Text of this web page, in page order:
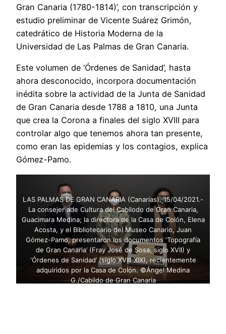
Gran Canaria (1780-1814)’, con transcripción y
estudio preliminar de Vicente Suárez Grimón,
catedrático de Historia Moderna de la
Universidad de Las Palmas de Gran Canaria.
Este volumen de ‘Órdenes de Sanidad’, hasta
ahora desconocido, incorpora documentación
inédita sobre la actividad de la Junta de Sanidad
de Gran Canaria desde 1788 a 1810, una Junta
que crea la Corona a finales del siglo XVIII para
controlar algo que tenemos ahora tan presente,
como eran las epidemias y los contagios, explica
Gómez-Pamo.
LAS PALMAS DE GRAN CANARIA (Canarias). 15/04/2021.-
La consejer ade Cultura del Cabilodo de Gran Canaria,
Guacimara Medina; la directora de la Casa de Colón, Elena
Acosta, y el Bibliotecario del Museo Canario, Juan
Gómez-Pamo, presentaron los documentos ‘Topografía
de Gran Canaria’ (Fray José de Sosa, siglo XVII) y
‘Órdenes de Sanidad’ (siglo XVIII-XIX), recientemente
adquiridos por la Casa de Colón. ©Ángel Medina
G./Cabildo de Gran Canaria